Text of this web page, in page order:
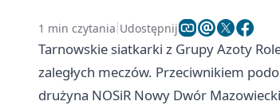
1 min czytania Udostępnij
Tarnowskie siatkarki z Grupy Azoty
zaległych meczów. Przeciwnikiem
drużyna NOSiR Nowy Dwór